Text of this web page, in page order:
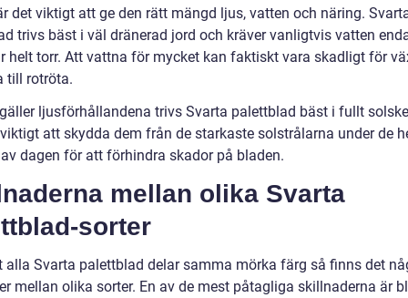
det viktigt att ge den rätt mängd ljus, vatten och näring.
trivs bäst i väl dränerad jord och kräver vanligtvis vatten
helt torr. Att vattna för mycket kan faktiskt vara skadligt för
till rotröta.
ljusförhållandena trivs Svarta palettblad bäst i fullt
att skydda dem från de starkaste solstrålarna under de
dagen för att förhindra skador på bladen.
mellan olika Svarta
sorter
alla Svarta palettblad delar samma mörka färg så finns det
mellan olika sorter. En av de mest påtagliga skillnaderna är